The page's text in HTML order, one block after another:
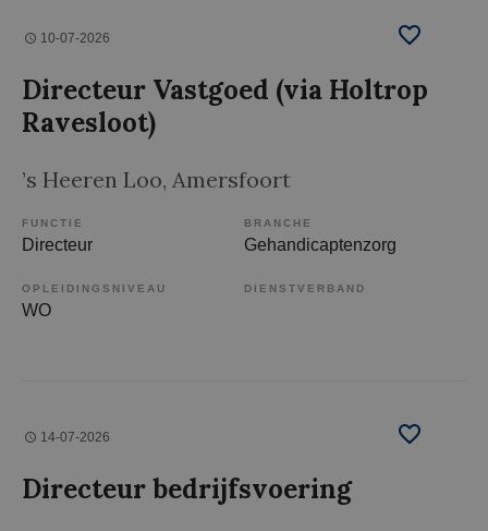
10-07-2026
Directeur Vastgoed (via Holtrop
Ravesloot)
’s Heeren Loo, Amersfoort
FUNCTIE
Directeur
BRANCHE
Gehandicaptenzorg
OPLEIDINGSNIVEAU
WO
DIENSTVERBAND
14-07-2026
Directeur bedrijfsvoering